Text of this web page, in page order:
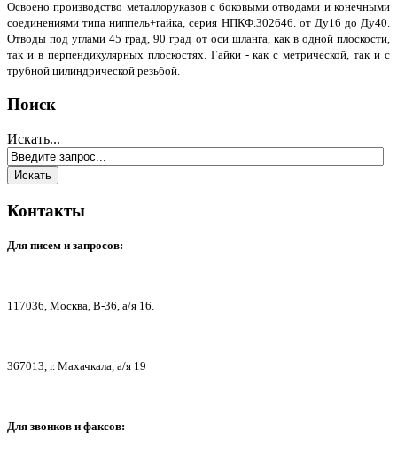
Освоено производство металлорукавов с боковыми отводами и конечными
соединениями типа ниппель+гайка, серия НПКФ.302646. от Ду16 до Ду40.
Отводы под углами 45 град, 90 град от оси шланга, как в одной плоскости,
так и в перпендикулярных плоскостях. Гайки - как с метрической, так и с
трубной цилиндрической резьбой.
Поиск
Искать...
Контакты
Для писем и запросов:
117036, Москва, В-36, а/я 16.
367013, г. Махачкала, а/я 19
Для звонков и факсов: